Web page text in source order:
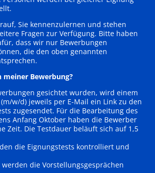
Sie kennenzulernen und stehen
Fragen zur Verfügung. Bitte haben
dass wir nur Bewerbungen
die den oben genannten
meiner Bewerbung?
gesichtet wurden, wird einem
w/d) jeweils per E-Mail ein Link zu den
zugesendet. Für die Bearbeitung des
Anfang Oktober haben die Bewerber
Zeit. Die Testdauer beläuft sich auf 1,5
die Eignungstests kontrolliert und
die Vorstellungsgesprächen